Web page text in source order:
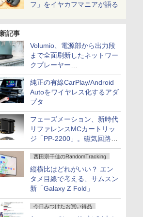
フ」をイヤカフマニアが語る
記事
Volumio、電源部から出力段
まで全面刷新したネットワー
クプレーヤー
「Primo（2026）」
純正の有線CarPlay/Android
Autoをワイヤレス化するアダ
プタ
フェーズメーション、新時代
リファレンスMCカートリッ
ジ「PP-2200」。磁気回路や
ハウジングを根本から見直し
西田宗千佳のRandomTracking
縦横比はどれがいい？ エン
タメ目線で考える、サムスン
新「Galaxy Z Fold」
今日みつけたお買い得品